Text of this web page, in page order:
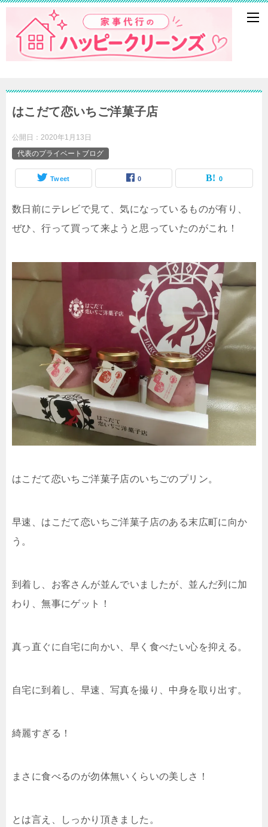
はこだて恋いちご洋菓子店
公開日： 2020年1月13日
代表のプライベートブログ
Tweet 0 0
数日前にテレビで見て、気になっているものが有り、
ぜひ、行って買って来ようと思っていたのがこれ！
はこだて恋いちご洋菓子店のいちごのプリン。
早速、はこだて恋いちご洋菓子店のある末広町に向か
う。
到着し、お客さんが並んでいましたが、並んだ列に加
わり、無事にゲット！
真っ直ぐに自宅に向かい、早く食べたい心を抑える。
自宅に到着し、早速、写真を撮り、中身を取り出す。
綺麗すぎる！
まさに食べるのが勿体無いくらいの美しさ！
とは言え、しっかり頂きました。